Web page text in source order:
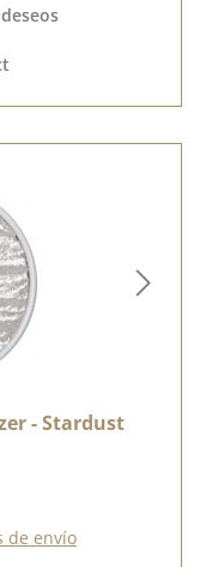
- Stardust
de envío